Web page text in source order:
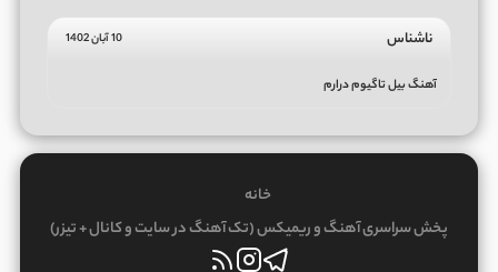
ناشناس 10 آبان 1402
آهنگ بیل تاگیوم درارم
خانه
پخش سراسری آهنگ و ریمیکس (تک آهنگ در سایت و کانال + تیزر)